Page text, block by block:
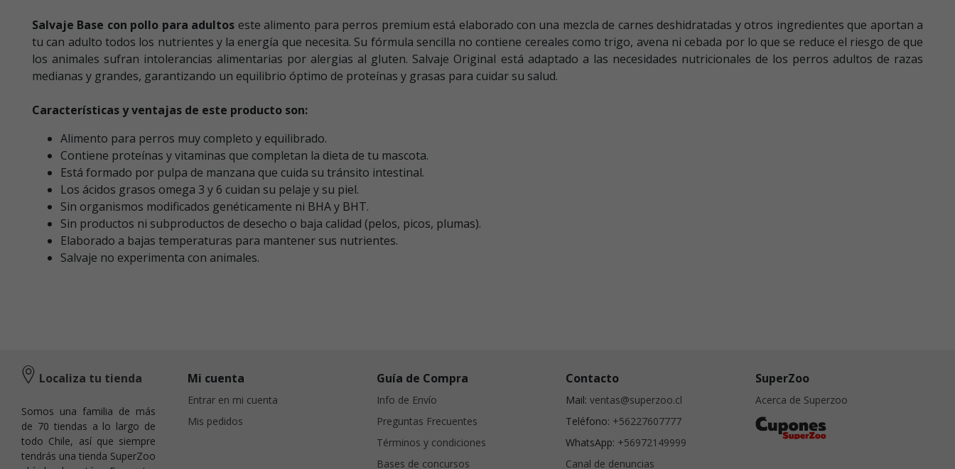
Salvaje Base con pollo para adultos este alimento para perros premium está elaborado con una mezcla de carnes deshidratadas y otros ingredientes que aportan a
tu can adulto todos los nutrientes y la energía que necesita. Su fórmula sencilla no contiene cereales como trigo, avena ni cebada por lo que se reduce el riesgo de que
los animales sufran intolerancias alimentarias por alergias al gluten. Salvaje Original está adaptado a las necesidades nutricionales de los perros adultos de razas
medianas y grandes, garantizando un equilibrio óptimo de proteínas y grasas para cuidar su salud.
Características y ventajas de este producto son:
Alimento para perros muy completo y equilibrado.
Contiene proteínas y vitaminas que completan la dieta de tu mascota.
Está formado por pulpa de manzana que cuida su tránsito intestinal.
Los ácidos grasos omega 3 y 6 cuidan su pelaje y su piel.
Sin organismos modificados genéticamente ni BHA y BHT.
Sin productos ni subproductos de desecho o baja calidad (pelos, picos, plumas).
Elaborado a bajas temperaturas para mantener sus nutrientes.
Salvaje no experimenta con animales.
Localiza tu tienda
Somos una familia de más
de 70 tiendas a lo largo de
todo Chile, así que siempre
tendrás una tienda SuperZoo
Mi cuenta
Entrar en mi cuenta
Mis pedidos
Guía de Compra
Info de Envío
Preguntas Frecuentes
Términos y condiciones
Bases de concursos
Contacto
Mail: ventas@superzoo.cl
Teléfono: +56227607777
WhatsApp: +56972149999
Canal de denuncias
SuperZoo
Acerca de Superzoo